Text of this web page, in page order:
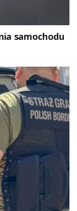
samochodu